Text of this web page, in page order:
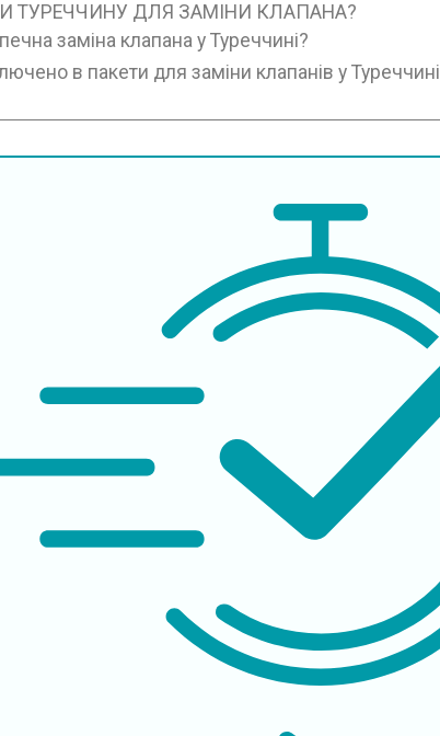
ТУРЕЧЧИНУ ДЛЯ ЗАМІНИ КЛАПАНА?
заміна клапана у Туреччині?
в пакети для заміни клапанів у Туреччині